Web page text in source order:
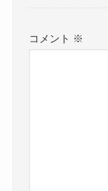
コメント ※